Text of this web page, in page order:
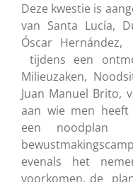
Deze kwestie is
van Santa Lucía,
Óscar
tijdens een
Milieuzaken,
Juan Manuel Brito,
aan wie men heeft
een
evenals het
voorkomen, de